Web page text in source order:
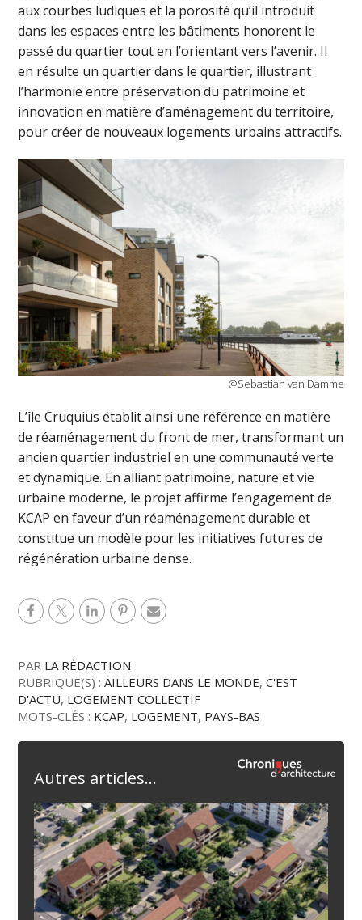
aux courbes ludiques et la porosité qu’il introduit
dans les espaces entre les bâtiments honorent le
passé du quartier tout en l’orientant vers l’avenir. Il
en résulte un quartier dans le quartier, illustrant
l’harmonie entre préservation du patrimoine et
innovation en matière d’aménagement du territoire,
pour créer de nouveaux logements urbains attractifs.
@Sebastian van Damme
L’île Cruquius établit ainsi une référence en matière
de réaménagement du front de mer, transformant un
ancien quartier industriel en une communauté verte
et dynamique. En alliant patrimoine, nature et vie
urbaine moderne, le projet affirme l’engagement de
KCAP en faveur d’un réaménagement durable et
constitue un modèle pour les initiatives futures de
régénération urbaine dense.
PAR LA RÉDACTION
RUBRIQUE(S) :AILLEURS DANS LE MONDE,C'EST
D'ACTU, LOGEMENT COLLECTIF
MOTS-CLÉS : KCAP, LOGEMENT, PAYS-BAS
Autres articles...